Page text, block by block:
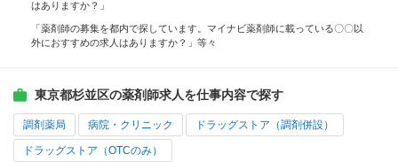
はありますか？」
「薬剤師の募集を都内で探しています。マイナビ薬剤師に載っている〇〇以
外におすすめの求人はありますか？」等々
東京都杉並区の薬剤師求人を仕事内容で探す
調剤薬局 病院・クリニック ドラッグストア（調剤併設）
ドラッグストア（OTCのみ）